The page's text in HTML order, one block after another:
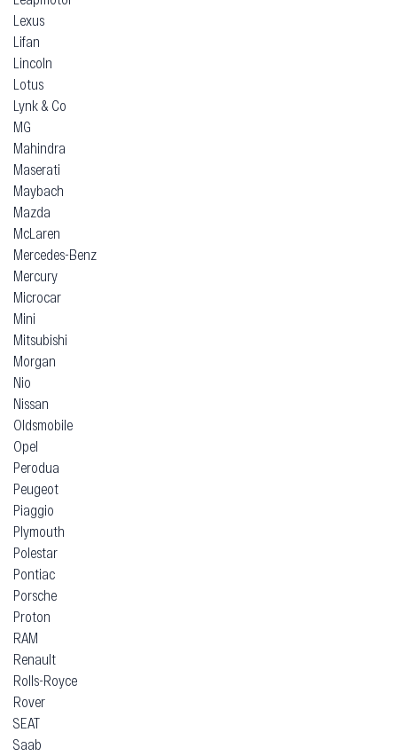
Lexus
Lifan
Lincoln
Lotus
Lynk & Co
MG
Mahindra
Maserati
Maybach
Mazda
McLaren
Mercedes-Benz
Mercury
Microcar
Mini
Mitsubishi
Morgan
Nio
Nissan
Oldsmobile
Opel
Perodua
Peugeot
Piaggio
Plymouth
Polestar
Pontiac
Porsche
Proton
RAM
Renault
Rolls-Royce
Rover
SEAT
Saab